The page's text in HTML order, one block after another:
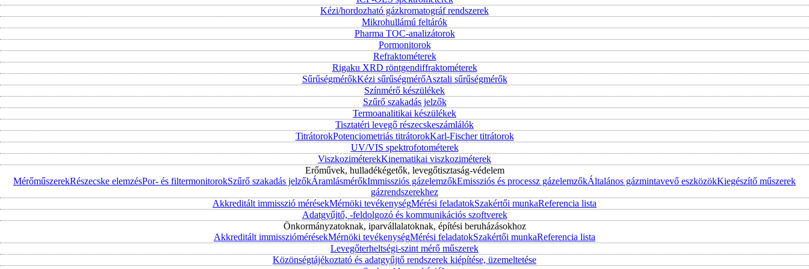
Kézi/hordozható gázkromatográf rendszerek
Mikrohullámú feltárók
Pharma TOC-analizátorok
Pormonitorok
Refraktométerek
Rigaku XRD röntgendiffraktométerek
SűrűségmérőkKézi sűrűségmérőAsztali sűrűségmérők
Színmérő készülékek
Szűrő szakadás jelzők
Termoanalitikai készülékek
Tisztatéri levegő részecskeszámlálók
TitrátorokPotenciometriás titrátorokKarl-Fischer titrátorok
UV/VIS spektrofotométerek
ViszkoziméterekKinematikai viszkoziméterek
Erőművek, hulladékégetők, levegőtisztaság-védelem
MérőműszerekRészecske elemzésPor- és filtermonitorokSzűrő szakadás jelzőkÁramlásmérőkImmissziós gázelemzőkEmissziós és processz gázelemzőkÁltalános gázmintavevő eszközökKiegészítő műszerek
gázrendszerekhez
Akkreditált immisszió mérésekMérnöki tevékenységMérési feladatokSzakértői munkaReferencia lista
Adatgyűjtő, -feldolgozó és kommunikációs szoftverek
Önkormányzatoknak, iparvállalatoknak, építési beruházásokhoz
Akkreditált immissziómérésekMérnöki tevékenységMérési feladatokSzakértői munkaReferencia lista
Levegőterheltségi-szint mérő műszerek
Közönségtájékoztató és adatgyűjtő rendszerek kiépítése, üzemeltetése